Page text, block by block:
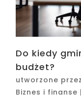
Do kiedy
budżet?
utworzone przez
Biznes i finanse |